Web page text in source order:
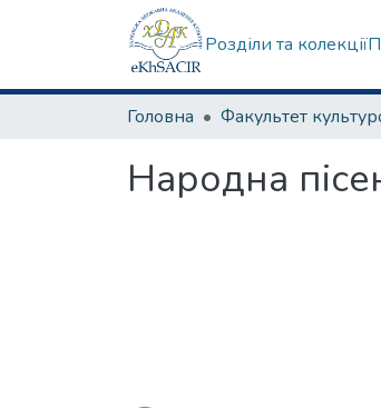
Розділи та колекції
Головна
Народна